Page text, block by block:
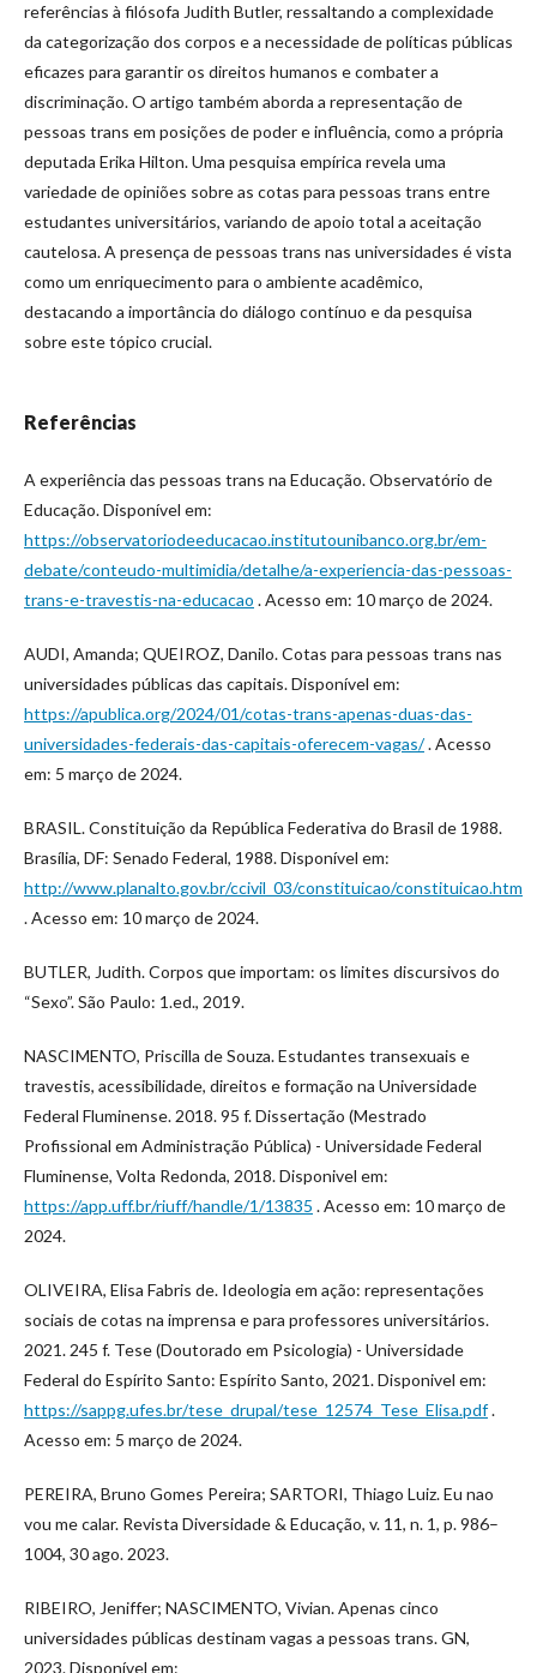
referências à filósofa Judith Butler, ressaltando a complexidade
da categorização dos corpos e a necessidade de políticas públicas
eficazes para garantir os direitos humanos e combater a
discriminação. O artigo também aborda a representação de
pessoas trans em posições de poder e influência, como a própria
deputada Erika Hilton. Uma pesquisa empírica revela uma
variedade de opiniões sobre as cotas para pessoas trans entre
estudantes universitários, variando de apoio total a aceitação
cautelosa. A presença de pessoas trans nas universidades é vista
como um enriquecimento para o ambiente acadêmico,
destacando a importância do diálogo contínuo e da pesquisa
sobre este tópico crucial.
Referências
A experiência das pessoas trans na Educação. Observatório de
Educação. Disponível em:
https://observatoriodeeducacao.institutounibanco.org.br/em-
debate/conteudo-multimidia/detalhe/a-experiencia-das-pessoas-
trans-e-travestis-na-educacao . Acesso em: 10 março de 2024.
AUDI, Amanda; QUEIROZ, Danilo. Cotas para pessoas trans nas
universidades públicas das capitais. Disponível em:
https://apublica.org/2024/01/cotas-trans-apenas-duas-das-
universidades-federais-das-capitais-oferecem-vagas/. Acesso
em: 5 março de 2024.
BRASIL. Constituição da República Federativa do Brasil de 1988.
Brasília, DF: Senado Federal, 1988. Disponível em:
http://www.planalto.gov.br/ccivil_03/constituicao/constituicao.htm
. Acesso em: 10 março de 2024.
BUTLER, Judith. Corpos que importam: os limites discursivos do
“Sexo”. São Paulo: 1.ed., 2019.
NASCIMENTO, Priscilla de Souza. Estudantes transexuais e
travestis, acessibilidade, direitos e formação na Universidade
Federal Fluminense. 2018. 95 f. Dissertação (Mestrado
Profissional em Administração Pública) - Universidade Federal
Fluminense, Volta Redonda, 2018. Disponivel em:
https://app.uff.br/riuff/handle/1/13835 . Acesso em: 10 março de
2024.
OLIVEIRA, Elisa Fabris de. Ideologia em ação: representações
sociais de cotas na imprensa e para professores universitários.
2021. 245 f. Tese (Doutorado em Psicologia) - Universidade
Federal do Espírito Santo: Espírito Santo, 2021. Disponivel em:
https://sappg.ufes.br/tese_drupal/tese_12574_Tese_Elisa.pdf.
Acesso em: 5 março de 2024.
PEREIRA, Bruno Gomes Pereira; SARTORI, Thiago Luiz. Eu nao
vou me calar. Revista Diversidade & Educação, v. 11, n. 1, p. 986–
1004, 30 ago. 2023.
RIBEIRO, Jeniffer; NASCIMENTO, Vivian. Apenas cinco
universidades públicas destinam vagas a pessoas trans. GN,
2023. Disponível em: